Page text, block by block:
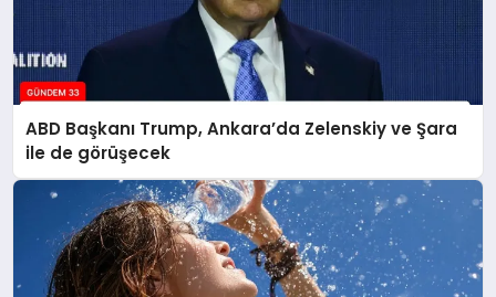
ABD Başkanı Trump, Ankara’da Zelenskiy ve Şara
ile de görüşecek